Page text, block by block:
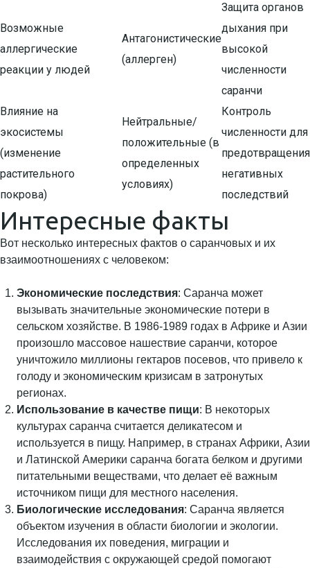
Возможные
аллергические
реакции у людей
Антагонистические
(аллерген)
Защита органов
дыхания при
высокой
численности
саранчи
Влияние на
экосистемы
(изменение
растительного
покрова)
Нейтральные/
положительные (в
определенных
условиях)
Контроль
численности для
предотвращения
негативных
последствий
Интересные факты
Вот несколько интересных фактов о саранчовых и их
взаимоотношениях с человеком:
Экономические последствия: Саранча может
вызывать значительные экономические потери в
сельском хозяйстве. В 1986-1989 годах в Африке и Азии
произошло массовое нашествие саранчи, которое
уничтожило миллионы гектаров посевов, что привело к
голоду и экономическим кризисам в затронутых
регионах.
Использование в качестве пищи: В некоторых
культурах саранча считается деликатесом и
используется в пищу. Например, в странах Африки, Азии
и Латинской Америки саранча богата белком и другими
питательными веществами, что делает её важным
источником пищи для местного населения.
Биологические исследования: Саранча является
объектом изучения в области биологии и экологии.
Исследования их поведения, миграции и
взаимодействия с окружающей средой помогают